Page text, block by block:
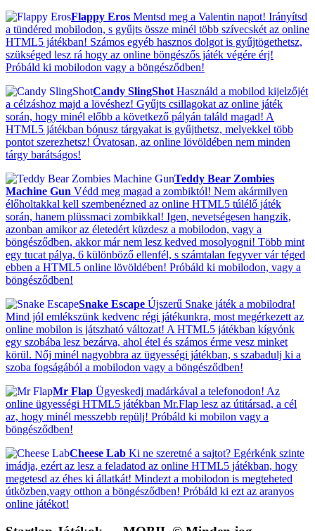
Flappy Eros Mentsd meg a Valentin napot! Irányítsd
a tündéred mobilodon, s gyűjts össze minél több szívecskét az online
HTML5 játékban! Számos egyéb hasznos dolgot is gyűjtögethetsz,
szükséged lesz rá hogy az online böngészős játék végére érj!
Próbáld ki mobilodon vagy a böngésződben!
Candy SlingShot Használd a mobilod kijelzőjét
a célzáshoz majd a lövéshez! Gyűjts csillagokat az online játék
során, hogy minél előbb a következő pályán találd magad! A
HTML5 játékban bónusz tárgyakat is gyűjthetsz, melyekkel több
pontot szerezhetsz! Óvatosan, az online lövöldében nem minden
tárgy barátságos!
Teddy Bear Zombies
Machine Gun Védd meg magad a zombiktól! Nem akármilyen
élőholtakkal kell szembenézned az online HTML5 túlélő játék
során, hanem plüssmaci zombikkal! Igen, nevetségesen hangzik,
azonban amikor az életedért küzdesz a mobilodon, vagy a
böngésződben, akkor már nem lesz kedved mosolyogni! Több mint
egy tucat pálya, 6 különböző ellenfél, s számtalan fegyver vár téged
ebben a HTML5 online lövöldében! Próbáld ki mobilodon, vagy a
böngésződben!
Snake Escape Újszerű Snake játék a mobilodra!
Mind jól emlékszünk kedvenc régi játékunkra, most megérkezett az
online mobilon is játszható változat! A HTML5 játékban kígyónk
egy szobába lesz bezárva, ahol étel és számos érme vesz minket
körül. Nőj minél nagyobbra az ügyességi játékban, s szabadulj ki a
szoba fogságából a mobilodon vagy a böngésződben!
Mr Flap Ügyeskedj madárkával a telefonodon! Az
online ügyességi HTML5 játékban Mr.Flap lesz az útitársad, a cél
az, hogy minél messzebb repülj! Próbáld ki mobilon vagy a
böngésződben!
Cheese Lab Ki ne szeretné a sajtot? Egérkénk szinte
imádja, ezért az lesz a feladatod az online HTML5 játékban, hogy
megetesd az éhes ki állatkát! Mindezt a mobilodon is megteheted
útközben,vagy otthon a böngésződben! Próbáld ki ezt az aranyos
online játékot!